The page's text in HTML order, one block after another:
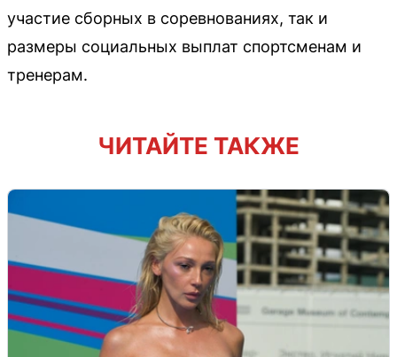
участие сборных в соревнованиях, так и
размеры социальных выплат спортсменам и
тренерам.
ЧИТАЙТЕ ТАКЖЕ